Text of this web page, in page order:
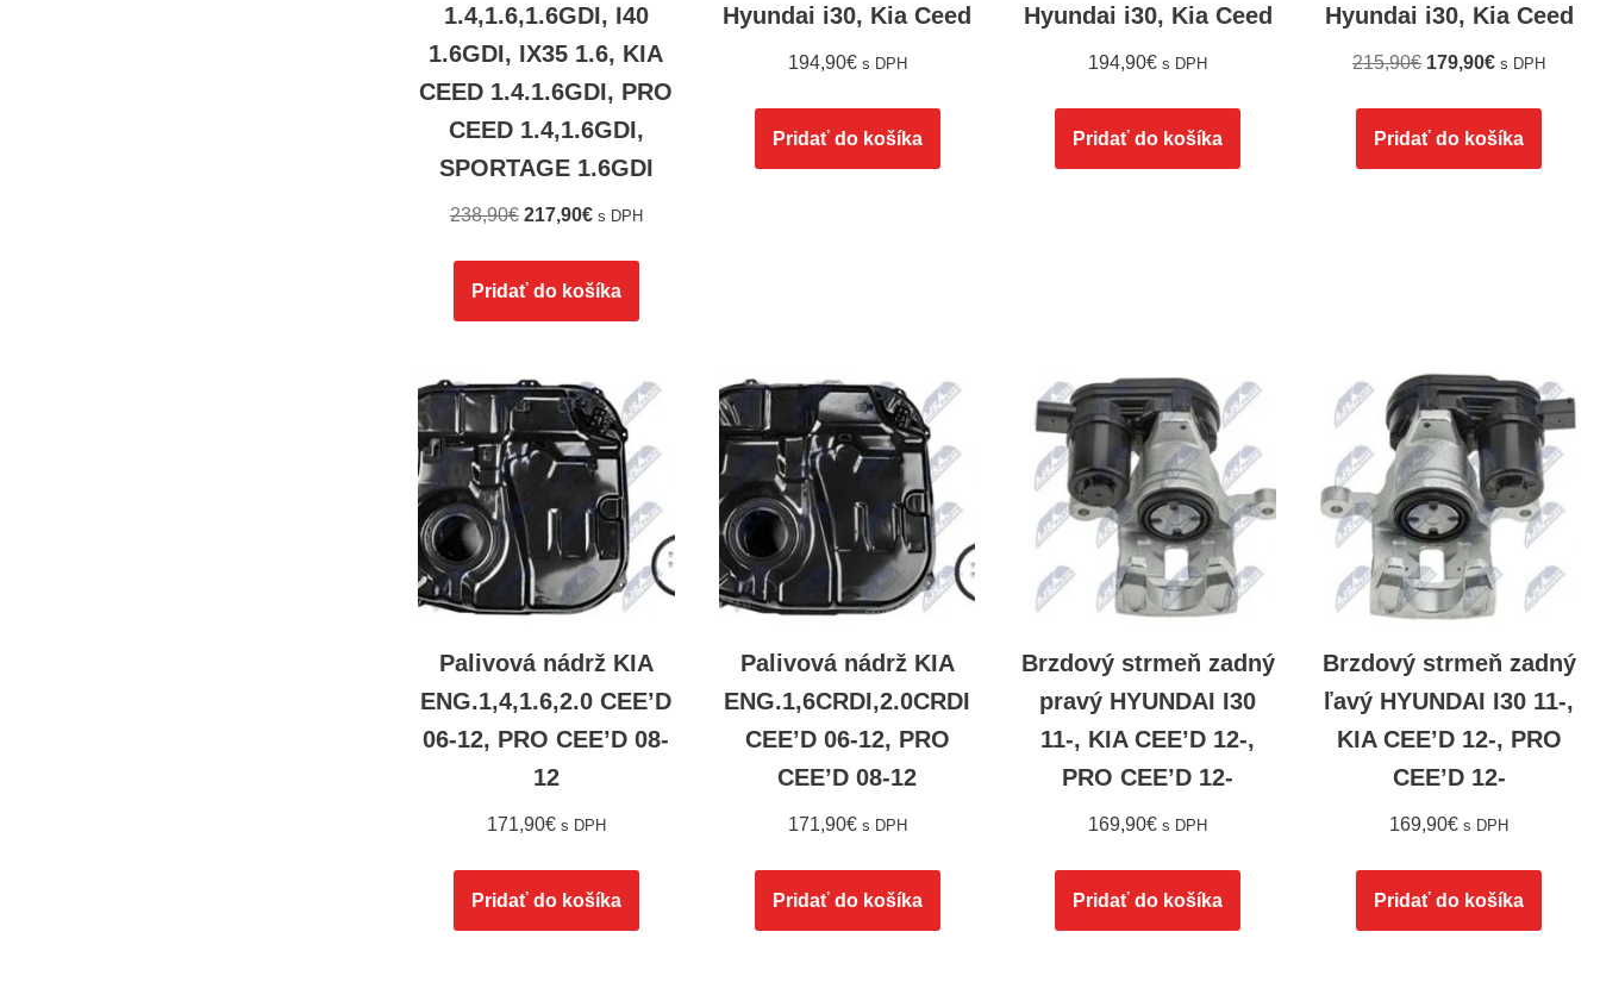
1.4,1.6,1.6GDI, I40
1.6GDI, IX35 1.6, KIA
CEED 1.4.1.6GDI, PRO
CEED 1.4,1.6GDI,
SPORTAGE 1.6GDI
238,90€ 217,90€ s DPH
Pridať do košíka
Hyundai i30, Kia Ceed
194,90€ s DPH
Pridať do košíka
Hyundai i30, Kia Ceed
194,90€ s DPH
Pridať do košíka
Hyundai i30, Kia Ceed
215,90€ 179,90€ s DPH
Pridať do košíka
Palivová nádrž KIA
ENG.1,4,1.6,2.0 CEE’D
06-12, PRO CEE’D 08-
12
171,90€ s DPH
Pridať do košíka
Palivová nádrž KIA
ENG.1,6CRDI,2.0CRDI
CEE’D 06-12, PRO
CEE’D 08-12
171,90€ s DPH
Pridať do košíka
Brzdový strmeň zadný
pravý HYUNDAI I30
11-, KIA CEE’D 12-,
PRO CEE’D 12-
169,90€ s DPH
Pridať do košíka
Brzdový strmeň zadný
ľavý HYUNDAI I30 11-,
KIA CEE’D 12-, PRO
CEE’D 12-
169,90€ s DPH
Pridať do košíka